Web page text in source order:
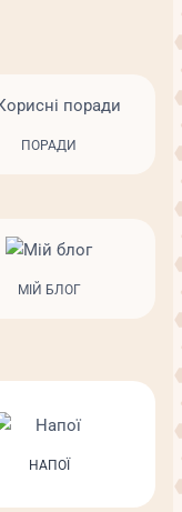
ПОРАДИ
МІЙ БЛОГ
НАПОЇ